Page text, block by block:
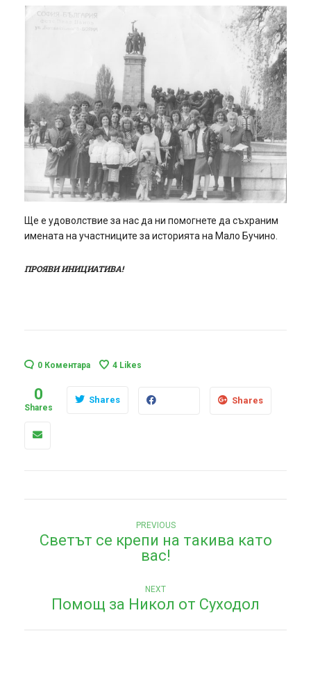
Ще е удоволствие за нас да ни помогнете да съхраним
имената на участниците за историята на Мало Бучино.
ПРОЯВИ ИНИЦИАТИВА!
0 Коментара 4 Likes
0
Shares
Shares Shares
PREVIOUSPrevious
post:
Светът се крепи на такива като
вас!
NEXTNext
post:
Помощ за Никол от Суходол